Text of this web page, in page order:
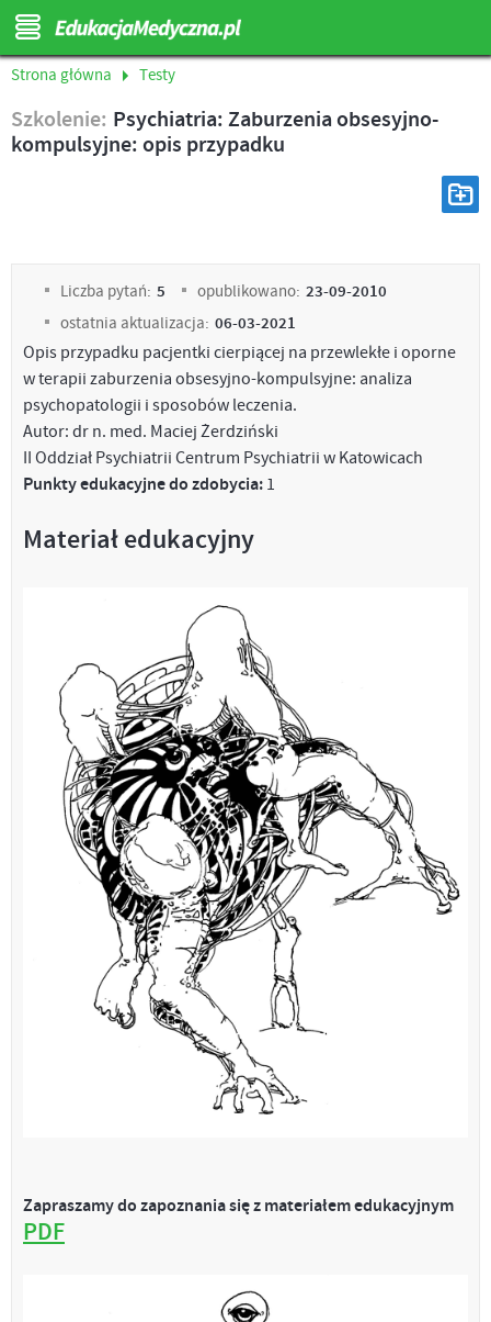
Strona główna Testy
Szkolenie: Psychiatria: Zaburzenia obsesyjno-
kompulsyjne: opis przypadku
Liczba pytań: 5 opublikowano: 23-09-2010
ostatnia aktualizacja: 06-03-2021
Opis przypadku pacjentki cierpiącej na przewlekłe i oporne
w terapii zaburzenia obsesyjno-kompulsyjne: analiza
psychopatologii i sposobów leczenia.
Autor: dr n. med. Maciej Żerdziński
II Oddział Psychiatrii Centrum Psychiatrii w Katowicach
Punkty edukacyjne do zdobycia: 1
Materiał edukacyjny
Zapraszamy do zapoznania się z materiałem edukacyjnym
PDF